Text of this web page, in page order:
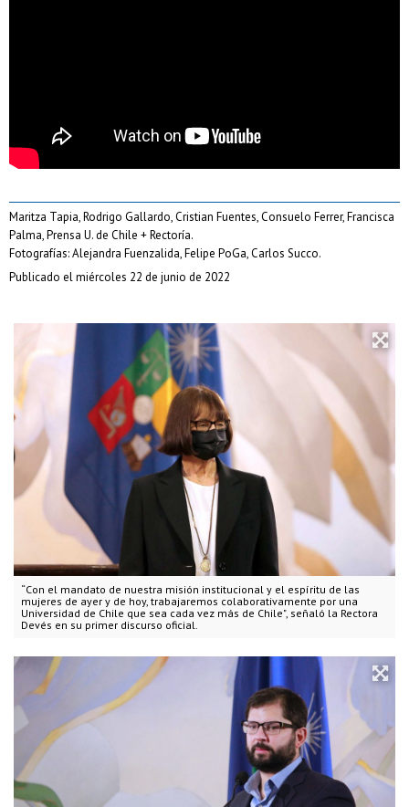
“Con el mandato de nuestra misión institucional y el espíritu de las
mujeres de ayer y de hoy, trabajaremos colaborativamente por una
Universidad de Chile que sea cada vez más de Chile", señaló la Rectora
Devés en su primer discurso oficial.
Maritza Tapia, Rodrigo Gallardo, Cristian Fuentes, Consuelo Ferrer, Francisca
Palma, Prensa U. de Chile + Rectoría.
Fotografías: Alejandra Fuenzalida, Felipe PoGa, Carlos Succo.
Publicado el miércoles 22 de junio de 2022